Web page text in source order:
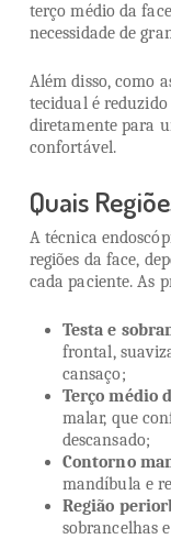
terço médio da
necessidade de
Além disso, como
tecidual é
diretamente para
confortável.
Quais
A técnica
regiões da face,
cada paciente. As
Testa e
frontal,
cansaço;
Terço médio
malar, que
descansado;
Contorno
mandíbula e
Região
sobrancelhas